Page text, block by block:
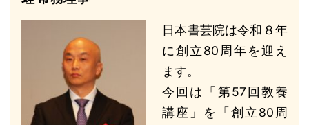
日本書芸院は令和８年
に創立80周年を迎え
ます。
今回は「第57回教養
講座」を「創立80周